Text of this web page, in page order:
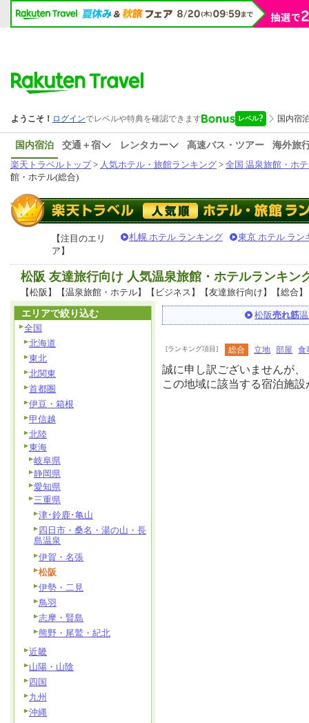
国内宿泊 交通＋宿 レンタカー 高速バス・ツアー
海外旅
楽天トラベルトップ> 人気ホテル・旅館ランキング > 全国 温泉旅館・ホ
館・ホテル(総合)
【注目のエリ
ア】
札幌 ホテル ランキング 東京 ホテル ラン
松阪 友達旅行向け 人気温泉旅館・ホテルランキン
【松阪】【温泉旅館・ホテル】【ビジネス】【友達旅行向け】【総合】
松阪売れ筋
[ランキング項目] 総合 立地 部屋 食
誠に申し訳ございませんが、
この地域に該当する宿泊施
エリアで絞り込む
全国
北海道
東北
北関東
首都圏
伊豆・箱根
甲信越
北陸
東海
岐阜県
静岡県
愛知県
三重県
津･鈴鹿･亀山
四日市・桑名・湯の山・長
島温泉
伊賀・名張
松阪
伊勢・二見
鳥羽
志摩・賢島
熊野・尾鷲・紀北
近畿
山陽・山陰
四国
九州
沖縄